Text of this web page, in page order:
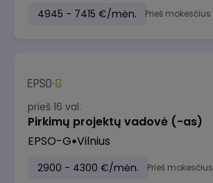
4945 - 7415 €/mėn. Prieš mokesčius
prieš 16 val.
Pirkimų projektų vadovė (-as)
EPSO-G Vilnius
2900 - 4300 €/mėn. Prieš mokesčius